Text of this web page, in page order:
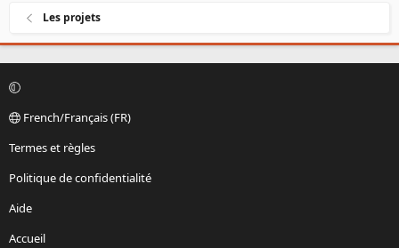
Les projets
French/Français (FR)
Termes et règles
Politique de confidentialité
Aide
Accueil